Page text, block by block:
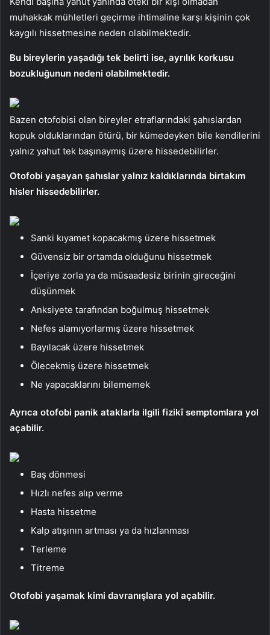
muhakkak mühletleri geçirme ihtimaline karşı kişinin çok
kaygılı hissetmesine neden olabilmektedir.
Bu bireylerin yaşadığı tek belirti ise, ayrılık korkusu
bozukluğunun nedeni olabilmektedir.
Bazen otofobisi olan bireyler etraflarındaki şahıslardan
kopuk olduklarından ötürü, bir kümedeyken bile kendilerini
yalnız yahut tek başınaymış üzere hissedebilirler.
Otofobi yaşayan şahıslar yalnız kaldıklarında birtakım
hisler hissedebilirler.
Sanki kıyamet kopacakmış üzere hissetmek
Güvensiz bir ortamda olduğunu hissetmek
İçeriye zorla ya da müsaadesiz birinin gireceğini
düşünmek
Anksiyete tarafından boğulmuş hissetmek
Nefes alamıyorlarmış üzere hissetmek
Bayılacak üzere hissetmek
Ölecekmiş üzere hissetmek
Ne yapacaklarını bilememek
Ayrıca otofobi panik ataklarla ilgili fizikî semptomlara yol
açabilir.
Baş dönmesi
Hızlı nefes alıp verme
Hasta hissetme
Kalp atışının artması ya da hızlanması
Terleme
Titreme
Otofobi yaşamak kimi davranışlara yol açabilir.